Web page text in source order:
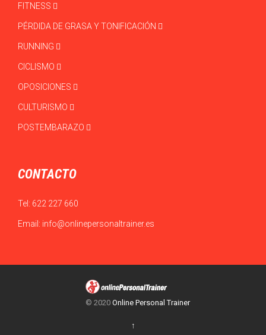
FITNESS
PÉRDIDA DE GRASA Y TONIFICACIÓN
RUNNING
CICLISMO
OPOSICIONES
CULTURISMO
POSTEMBARAZO
CONTACTO
Tel: 622 227 660
Email: info@onlinepersonaltrainer.es
© 2020 Online Personal Trainer
↑